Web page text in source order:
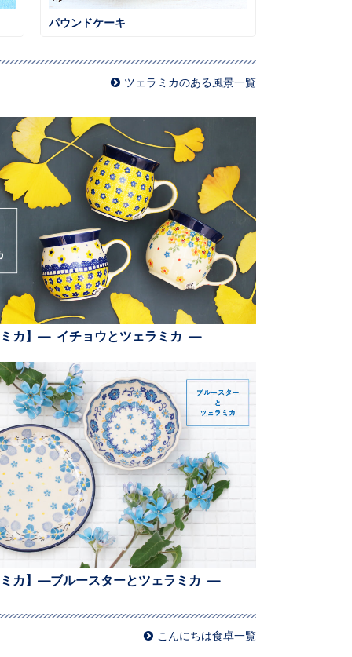
パウンドケーキ
ツェラミカのある風景一覧
ミカ】— イチョウとツェラミカ —
ミカ】—ブルースターとツェラミカ —
こんにちは食卓一覧